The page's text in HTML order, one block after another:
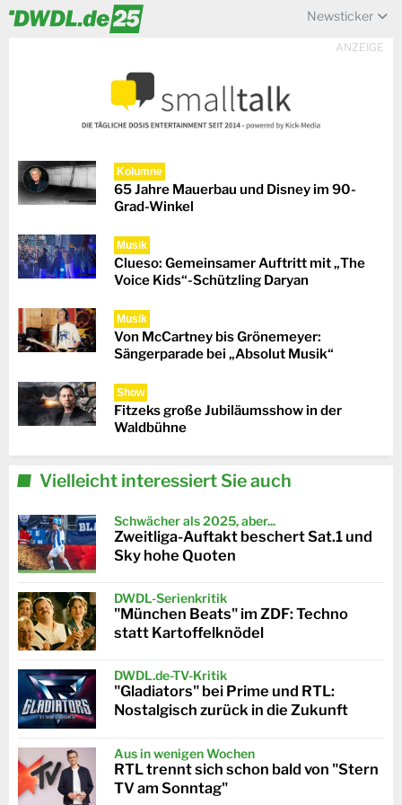
Newsticker
ANZEIGE
Kolumne
65 Jahre Mauerbau und Disney im 90-
Grad-Winkel
Musik
Clueso: Gemeinsamer Auftritt mit „The
Voice Kids“-Schützling Daryan
Musik
Von McCartney bis Grönemeyer:
Sängerparade bei „Absolut Musik“
Show
Fitzeks große Jubiläumsshow in der
Waldbühne
Vielleicht interessiert Sie auch
Schwächer als 2025, aber...
Zweitliga-Auftakt beschert Sat.1 und
Sky hohe Quoten
DWDL-Serienkritik
"München Beats" im ZDF: Techno
statt Kartoffelknödel
DWDL.de-TV-Kritik
"Gladiators" bei Prime und RTL:
Nostalgisch zurück in die Zukunft
Aus in wenigen Wochen
RTL trennt sich schon bald von "Stern
TV am Sonntag"